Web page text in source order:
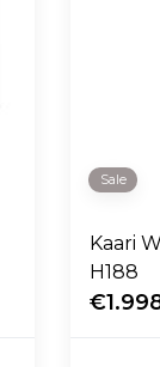
Sale
Kaari
H188